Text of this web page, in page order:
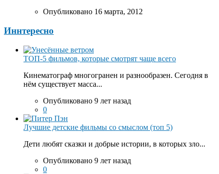
Опубликовано 16 марта, 2012
Иннтересно
ТОП-5 фильмов, которые смотрят чаще всего
Кинематограф многогранен и разнообразен. Сегодня в
нём существует масса...
Опубликовано 9 лет назад
0
Лучшие детские фильмы со смыслом (топ 5)
Дети любят сказки и добрые истории, в которых зло...
Опубликовано 9 лет назад
0